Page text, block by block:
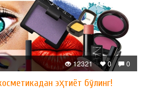
0
0
12321
эҳтиёт бўлинг!